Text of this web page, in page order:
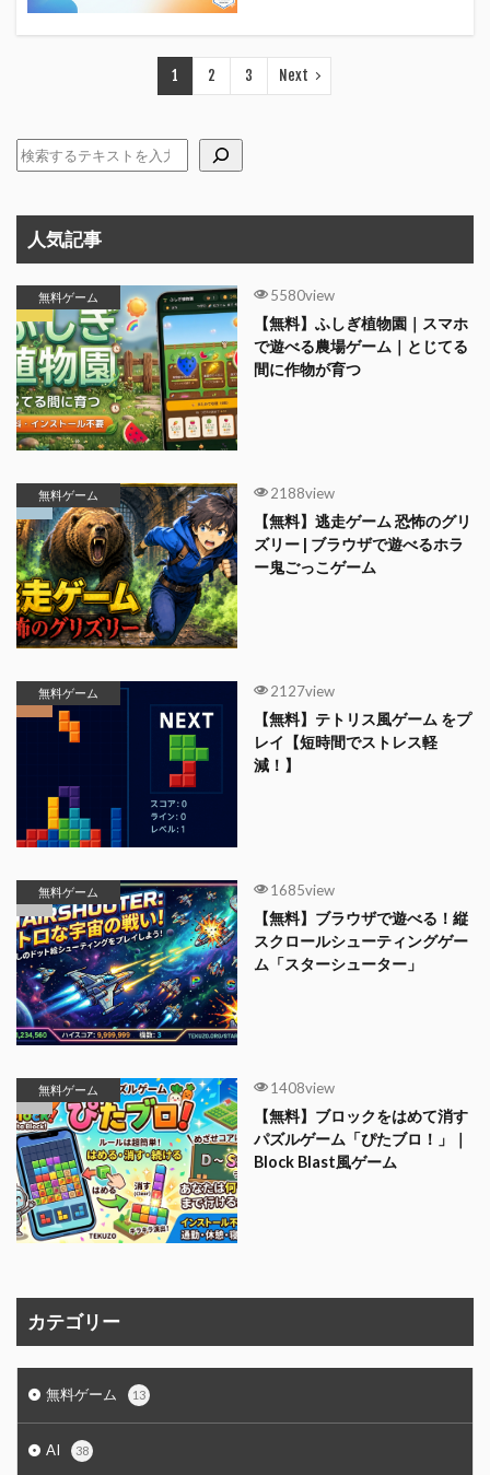
1 2 3 Next
人気記事
無料ゲーム 5580view
【無料】ふしぎ植物園｜スマホ
で遊べる農場ゲーム｜とじてる
間に作物が育つ
無料ゲーム 2188view
【無料】逃走ゲーム 恐怖のグリ
ズリー | ブラウザで遊べるホラ
ー鬼ごっこゲーム
無料ゲーム 2127view
【無料】テトリス風ゲーム をプ
レイ【短時間でストレス軽
減！】
無料ゲーム 1685view
【無料】ブラウザで遊べる！縦
スクロールシューティングゲー
ム「スターシューター」
無料ゲーム 1408view
【無料】ブロックをはめて消す
パズルゲーム「ぴたブロ！」｜
Block Blast風ゲーム
カテゴリー
無料ゲーム 13
AI 38